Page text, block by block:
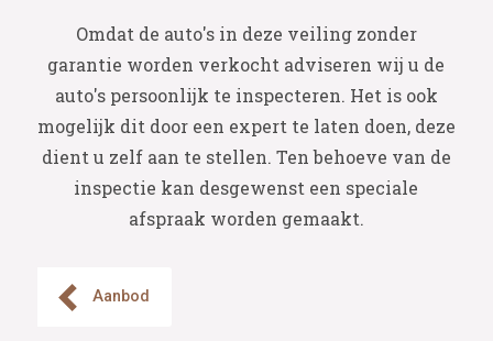
Omdat de auto's in deze veiling zonder
garantie worden verkocht adviseren wij u de
auto's persoonlijk te inspecteren. Het is ook
mogelijk dit door een expert te laten doen, deze
dient u zelf aan te stellen. Ten behoeve van de
inspectie kan desgewenst een speciale
afspraak worden gemaakt.
Aanbod